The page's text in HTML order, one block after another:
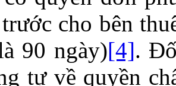
cho bên
90 ngày)[4].
tự về quyền